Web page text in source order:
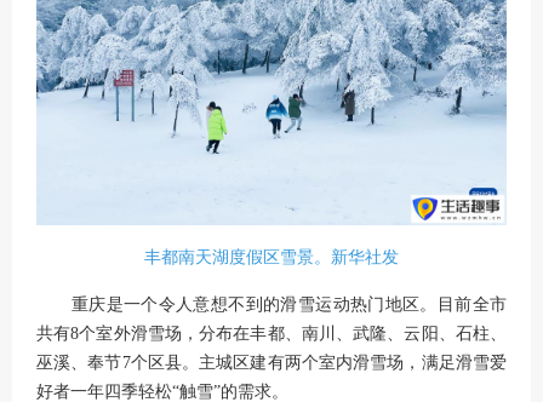
丰都南天湖度假区雪景。新华社发
重庆是一个令人意想不到的滑雪运动热门地区。目前全市
共有8个室外滑雪场，分布在丰都、南川、武隆、云阳、石柱、
巫溪、奉节7个区县。主城区建有两个室内滑雪场，满足滑雪爱
好者一年四季轻松“触雪”的需求。